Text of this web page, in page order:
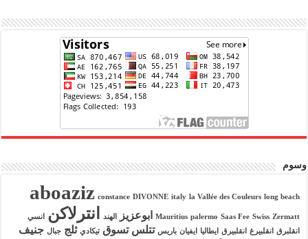
وسوم
aboaziz constance DIVONNE italy la Vallée des Couleurs long beach
Mauritius palermo Saas Fee Swiss Zermatt ابوعزيز الهند انترلاكن
انسي
انقلبرق
انقلبيرغ انقلبيرق ايطاليا ايفيان باريس تتلس تسوق تيكادي ثلج جبال جنيف